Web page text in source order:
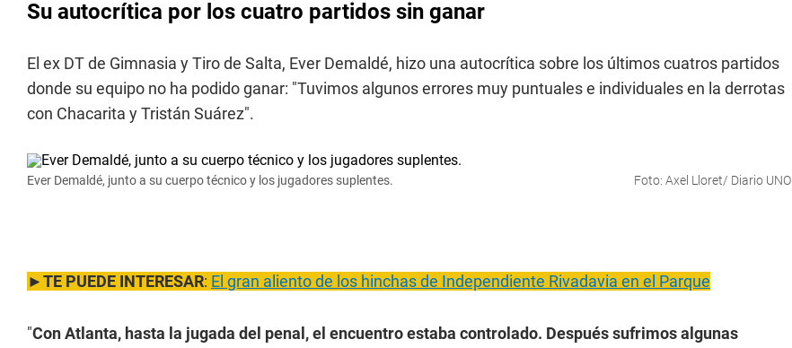
Su autocrítica por los cuatro partidos sin ganar
El ex DT de Gimnasia y Tiro de Salta, Ever Demaldé, hizo una autocrítica sobre los últimos cuatros partidos
donde su equipo no ha podido ganar: "Tuvimos algunos errores muy puntuales e individuales en la derrotas
con Chacarita y Tristán Suárez".
Ever Demaldé, junto a su cuerpo técnico y los jugadores suplentes. Foto: Axel Lloret/ Diario UNO
►TE PUEDE INTERESAR: El gran aliento de los hinchas de Independiente Rivadavia en el Parque
"Con Atlanta, hasta la jugada del penal, el encuentro estaba controlado. Después sufrimos algunas